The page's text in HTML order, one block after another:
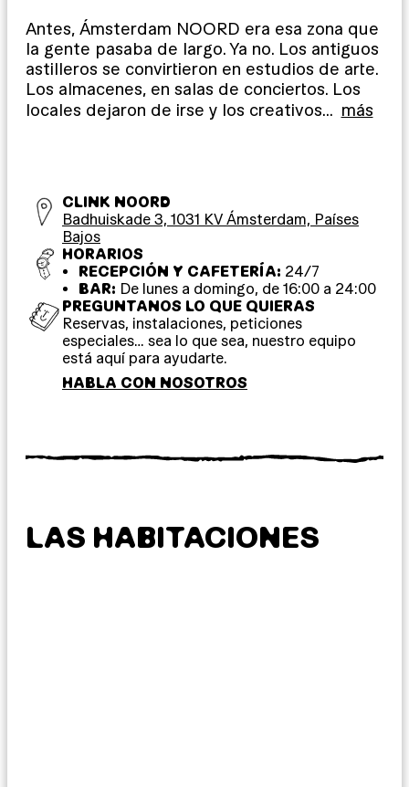
Antes, Ámsterdam NOORD era esa zona que
la gente pasaba de largo. Ya no. Los antiguos
astilleros se convirtieron en estudios de arte.
Los almacenes, en salas de conciertos. Los
locales dejaron de irse y los creativos… más
CLINK NOORD
Badhuiskade 3, 1031 KV Ámsterdam, Países
Bajos
HORARIOS
RECEPCIÓN Y CAFETERÍA: 24/7
BAR: De lunes a domingo, de 16:00 a 24:00
PREGUNTANOS LO QUE QUIERAS
Reservas, instalaciones, peticiones
especiales… sea lo que sea, nuestro equipo
está aquí para ayudarte.
HABLA CON NOSOTROS
LAS HABITACIONES